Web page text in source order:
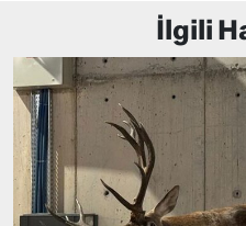
İlgili